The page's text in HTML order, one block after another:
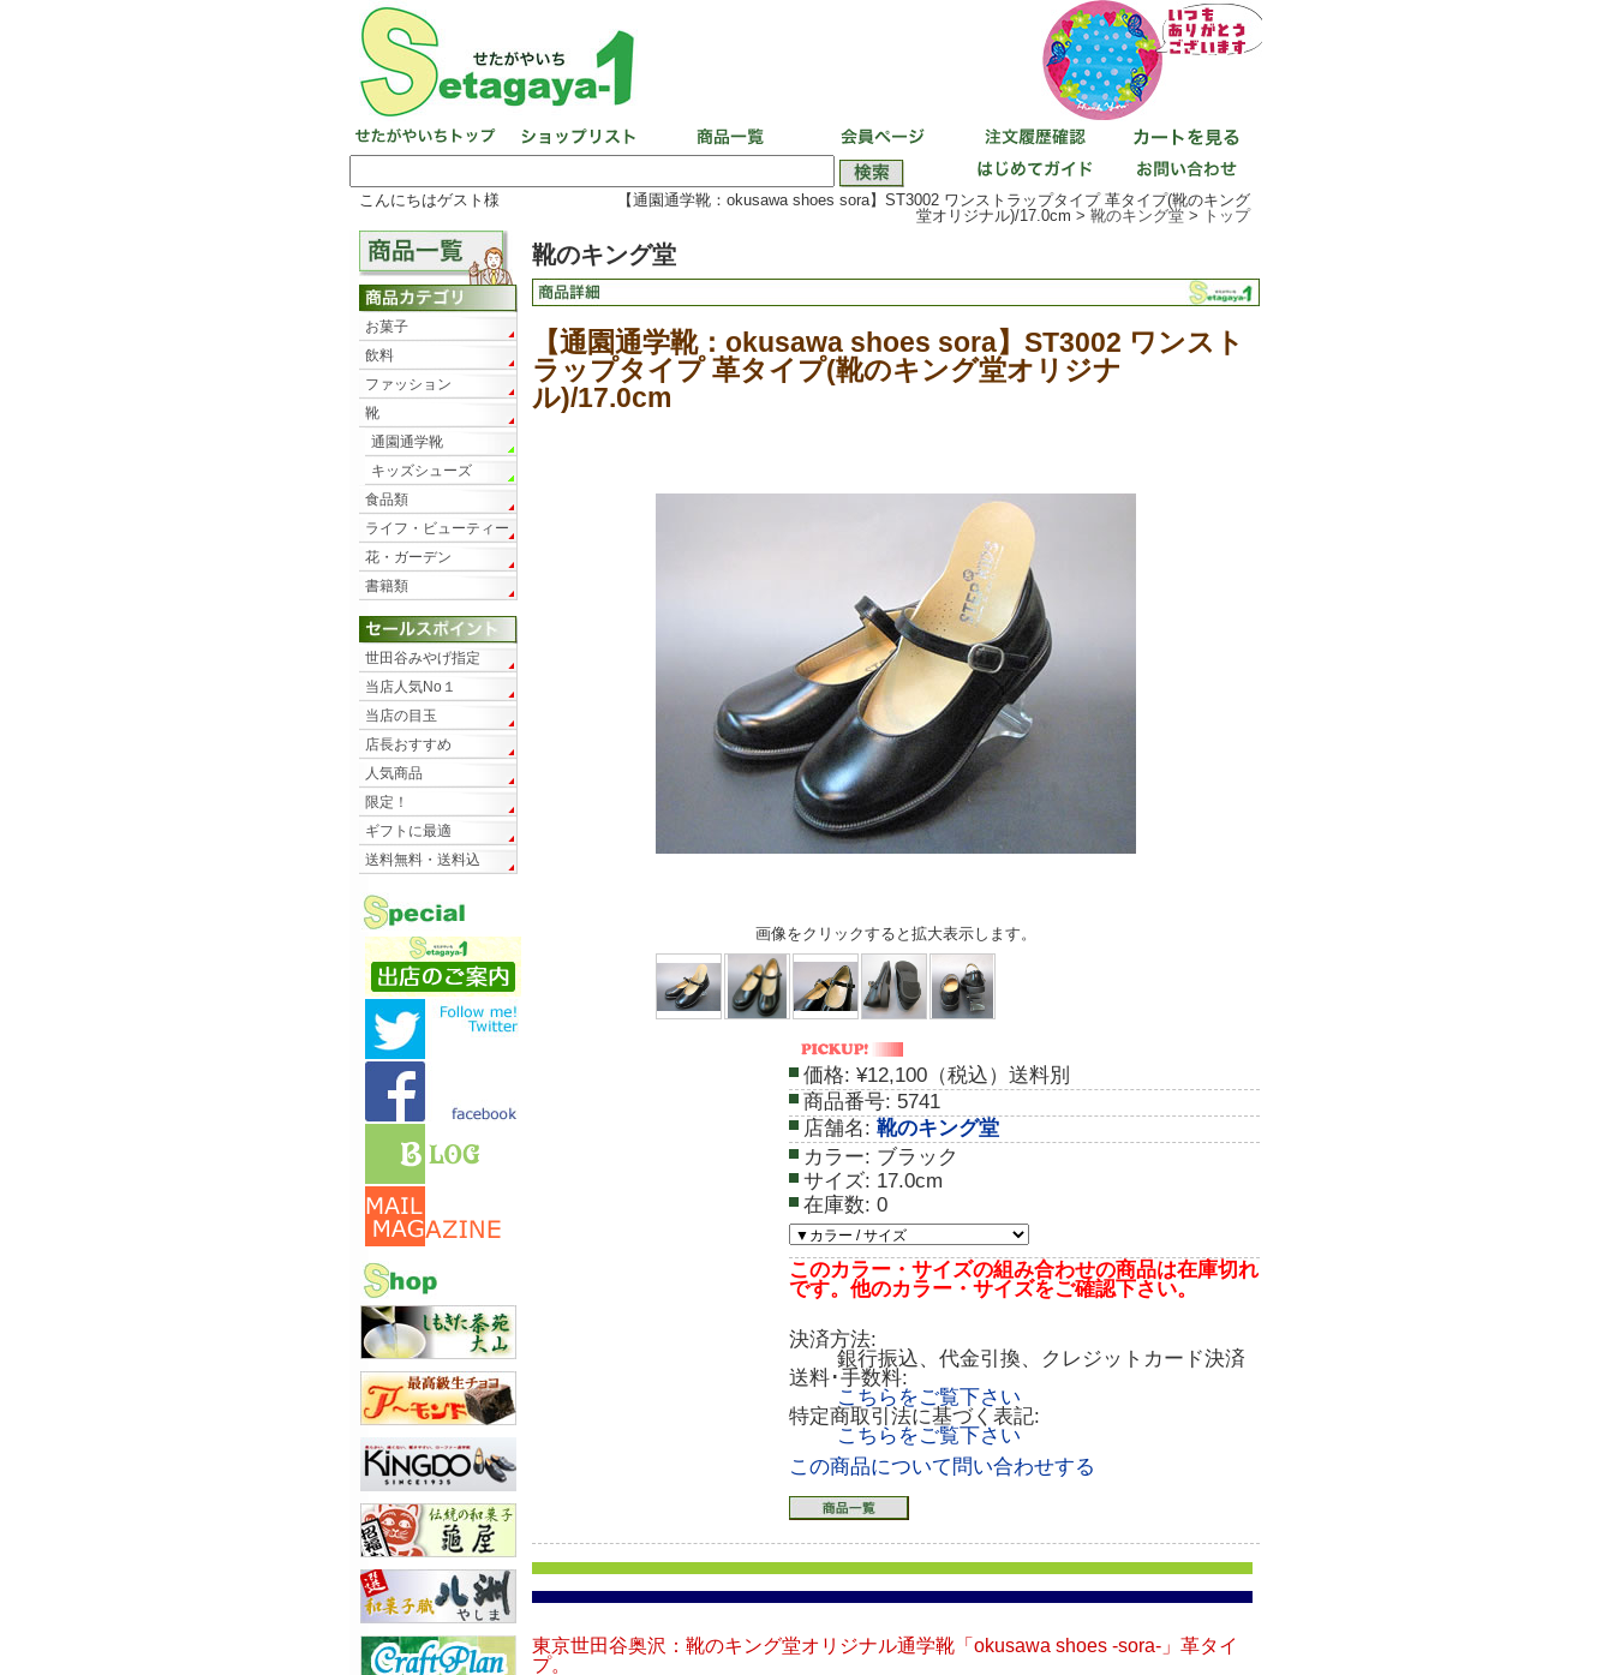
こんにちはゲスト様
【通園通学靴：okusawa shoes sora】ST3002 ワンストラップタイプ 革タイプ(靴のキング
堂オリジナル)/17.0cm > 靴のキング堂> トップ
靴のキング堂
【通園通学靴：okusawa shoes sora】ST3002 ワンスト
ラップタイプ 革タイプ(靴のキング堂オリジナ
ル)/17.0cm
画像をクリックすると拡大表示します。
価格: ¥12,100（税込）送料別
商品番号: 5741
店舗名: 靴のキング堂
カラー: ブラック
サイズ: 17.0cm
在庫数: 0
このカラー・サイズの組み合わせの商品は在庫切れ
です。他のカラー・サイズをご確認下さい。
決済方法:
銀行振込、代金引換、クレジットカード決済
送料･手数料:
こちらをご覧下さい
特定商取引法に基づく表記:
こちらをご覧下さい
この商品について問い合わせする
東京世田谷奥沢：靴のキング堂オリジナル通学靴「okusawa shoes -sora-」革タイ
プ。
お菓子
飲料
ファッション
靴
通園通学靴
キッズシューズ
食品類
ライフ・ビューティー
花・ガーデン
書籍類
世田谷みやげ指定
当店人気No１
当店の目玉
店長おすすめ
人気商品
限定！
ギフトに最適
送料無料・送料込